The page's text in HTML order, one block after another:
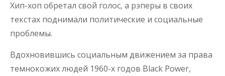
Хип-хоп обретал свой голос, а рэперы в своих
текстах поднимали политические и социальные
проблемы.
Вдохновившись социальным движением за права
темнокожих людей 1960-х годов Black Power,